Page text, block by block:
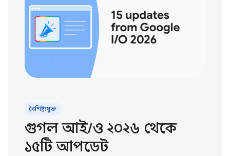
বৈশিষ্ট্যযুক্ত
গুগল আই/ও ২০২৬ থেকে
১৫টি আপডেট